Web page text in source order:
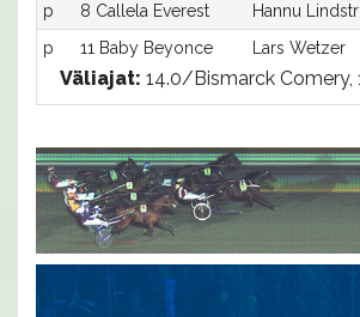
p
8 Callela Everest Hannu
p
11 Baby Beyonce Lars Wetzer
Väliajat: 14.0/Bismarck Comery,